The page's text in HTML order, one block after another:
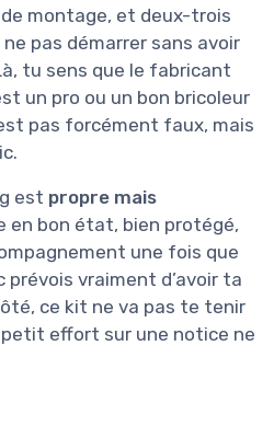
de montage, et deux-trois
pas démarrer sans avoir
tu sens que le fabricant
un pro ou un bon bricoleur
pas forcément faux, mais
est propre mais
en bon état, bien protégé,
une fois que
prévois vraiment d’avoir ta
ce kit ne va pas te tenir
petit effort sur une notice ne